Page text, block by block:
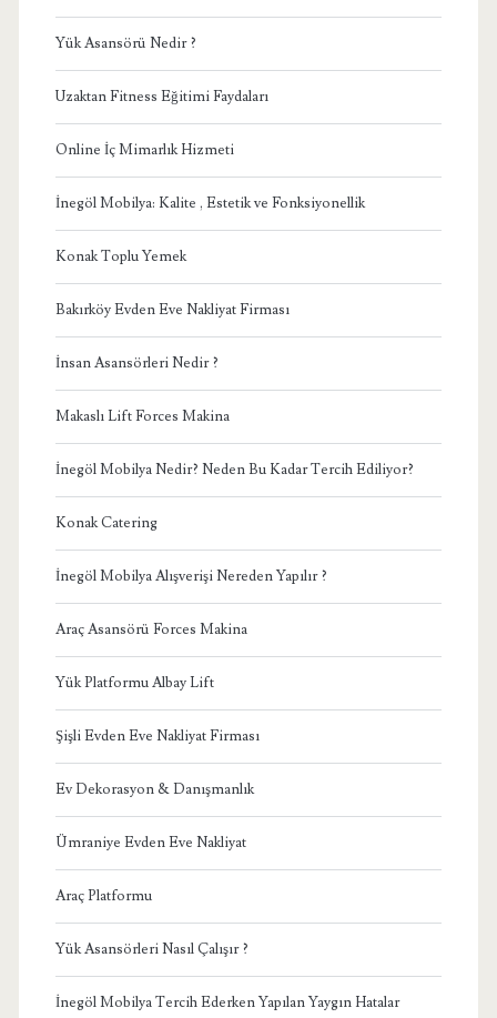
Yük Asansörü Nedir ?
Uzaktan Fitness Eğitimi Faydaları
Online İç Mimarlık Hizmeti
İnegöl Mobilya: Kalite , Estetik ve Fonksiyonellik
Konak Toplu Yemek
Bakırköy Evden Eve Nakliyat Firması
İnsan Asansörleri Nedir ?
Makaslı Lift Forces Makina
İnegöl Mobilya Nedir? Neden Bu Kadar Tercih Ediliyor?
Konak Catering
İnegöl Mobilya Alışverişi Nereden Yapılır ?
Araç Asansörü Forces Makina
Yük Platformu Albay Lift
Şişli Evden Eve Nakliyat Firması
Ev Dekorasyon & Danışmanlık
Ümraniye Evden Eve Nakliyat
Araç Platformu
Yük Asansörleri Nasıl Çalışır ?
İnegöl Mobilya Tercih Ederken Yapılan Yaygın Hatalar